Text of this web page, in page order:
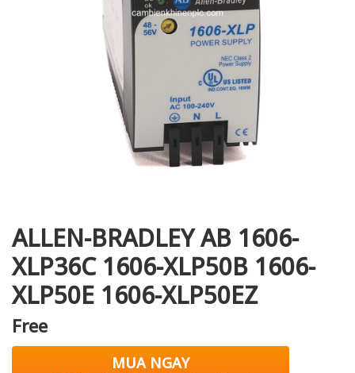
ALLEN-BRADLEY AB 1606-
XLP36C 1606-XLP50B 1606-
XLP50E 1606-XLP50EZ
Free
MUA NGAY